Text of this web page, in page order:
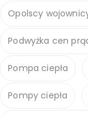
Opolscy
Podwyżka cen
Pompa ciepła
Pompy ciepła